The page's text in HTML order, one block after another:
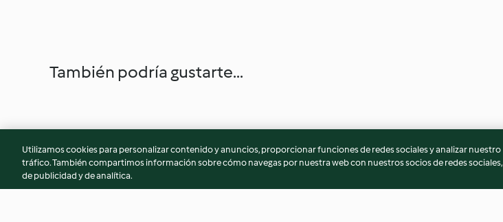
También podría gustarte...
Utilizamos cookies para personalizar contenido y anuncios, proporcionar funciones de redes sociales y analizar nuestro
tráfico. También compartimos información sobre cómo navegas por nuestra web con nuestros socios de redes sociales,
de publicidad y de analítica.